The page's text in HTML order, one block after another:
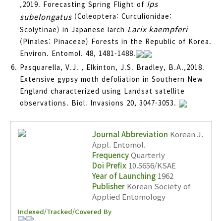
,2019. Forecasting Spring Flight of Ips
subelongatus (Coleoptera: Curculionidae:
Scolytinae) in Japanese larch Larix kaempferi
(Pinales: Pinaceae) Forests in the Republic of Korea.
Environ. Entomol. 48, 1481-1488.
Pasquarella, V.J. , Elkinton, J.S. Bradley, B.A.,2018.
Extensive gypsy moth defoliation in Southern New
England characterized using Landsat satellite
observations. Biol. Invasions 20, 3047-3053.
Journal Abbreviation Korean J.
Appl. Entomol.
FrequencyQuarterly
Doi Prefix 10.5656/KSAE
Year of Launching 1962
Publisher Korean Society of
Applied Entomology
Indexed/Tracked/Covered By